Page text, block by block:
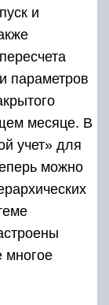
и
параметров
месяце. В
учет» для
можно
многое